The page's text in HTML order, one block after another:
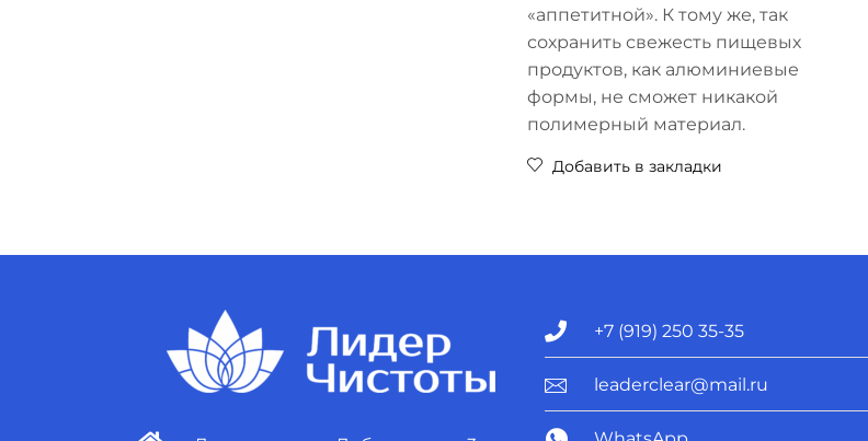
«аппетитной». К тому же, так
сохранить свежесть пищевых
продуктов, как алюминиевые
формы, не сможет никакой
полимерный материал.
Добавить в закладки
+7 (919) 250 35-35
leaderclear@mail.ru